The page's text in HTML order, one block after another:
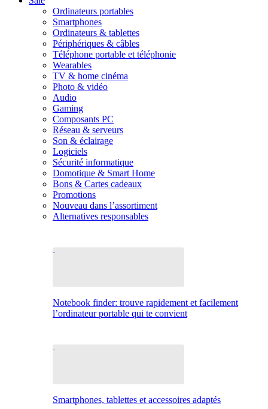
Ordinateurs portables
Smartphones
Ordinateurs & tablettes
Périphériques & câbles
Téléphone portable et téléphonie
Wearables
TV & home cinéma
Photo & vidéo
Audio
Gaming
Composants PC
Réseau & serveurs
Son & éclairage
Logiciels
Sécurité informatique
Domotique & Smart Home
Bons & Cartes cadeaux
Promotions
Nouveau dans l’assortiment
Alternatives responsables
Notebook finder: trouve rapidement et facilement
l’ordinateur portable qui te convient
Smartphones, tablettes et accessoires adaptés